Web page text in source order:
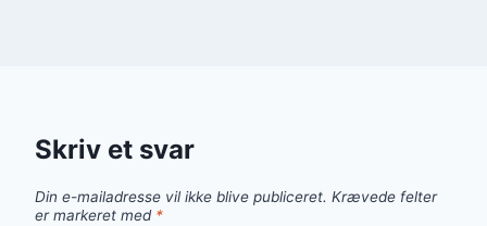
Skriv et svar
Din e-mailadresse vil ikke blive publiceret. Krævede felter
er markeret med *